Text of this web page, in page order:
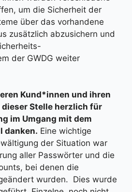
um die Sicherheit der
über das vorhandene
zusätzlich abzusichern und
der GWDG weiter
Kund*innen und ihren
Stelle herzlich für
im Umgang mit dem
danken. Eine wichtige
der Situation war
aller Passwörter und die
bei denen die
wurden. Dies wurde